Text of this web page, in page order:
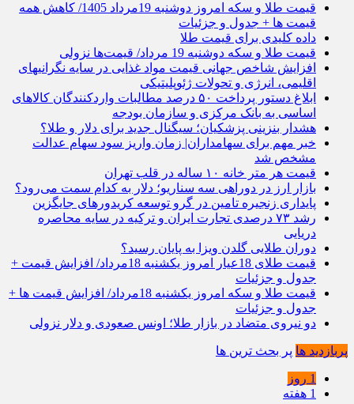
قیمت طلا و سکه امروز دوشنبه 19مرداد 1405/ کاهش همه
قیمت ها + جدول و جزئیات
داده کلیدی برای قیمت طلا
قیمت طلا و سکه دوشنبه 19 مرداد/ قیمت‌ها نزولی
افزایش شاخص جهانی قیمت مواد غذایی در سایه نگرانیهای
اقلیمی، انرژی و تحولات ژئوپلیتیکی
ابلاغ دستور پرداخت ۵۰ درصد مطالبات واردکنندگان کالاهای
اساسی به بانک مرکزی و سازمان بودجه
هشدار بنزینی پزشکیان؛ سیگنال جدید برای دلار و طلا؟
خبر مهم برای سهامداران| زمان واریز سود سهام عدالت
مشخص شد
قیمت هر متر خانه ۱۰ ساله در قلب تهران
بازار ارز در دوراهی سه سناریو؛ دلار به کدام سمت می‌رود؟
پایداری زنجیره تامین در گرو توسعه کریدورهای جایگزین
رشد ۷۳ درصدی تجارت ایران و ترکیه در سایه محاصره
دریایی
دوران طلایی گلدن ویزا به پایان رسید؟
قیمت طلای 18عیار امروز یکشنبه 18مرداد/ افزایش قیمت +
جدول و جزئیات
قیمت طلا و سکه امروز یکشنبه 18مرداد/ افزایش قیمت ها +
جدول و جزئیات
دو نیروی متضاد در بازار طلا؛ اونس صعودی و دلار نزولی
پربازدید ها پر بحث ترین ها
1 روز
1 هفته